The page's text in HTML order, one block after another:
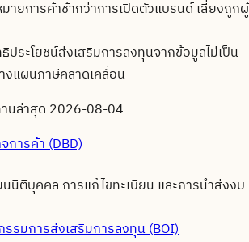
ายการค้าช้ากว่าการเปิดตัวแบรนด์ เสี่ยงถูกผู้
ประโยชน์ส่งเสริมการลงทุนจากข้อมูลไม่เป็น
งแผนภาษีคลาดเคลื่อน
นล่าสุด 2026-08-04
ารค้า (DBD)
นิติบุคคล การแก้ไขทะเบียน และการนำส่งงบ
รมการส่งเสริมการลงทุน (BOI)